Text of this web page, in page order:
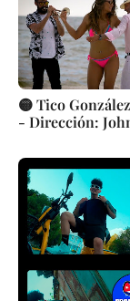
🟡 Tico
- Dirección: